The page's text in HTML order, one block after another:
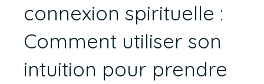
connexion spirituelle :
Comment utiliser son
intuition pour prendre